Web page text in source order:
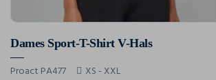
Dames Sport-T-Shirt V-Hals
Proact PA477 XS - XXL